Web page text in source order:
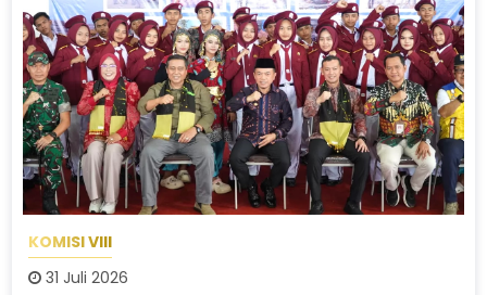
KOMISI VIII
31 Juli 2026